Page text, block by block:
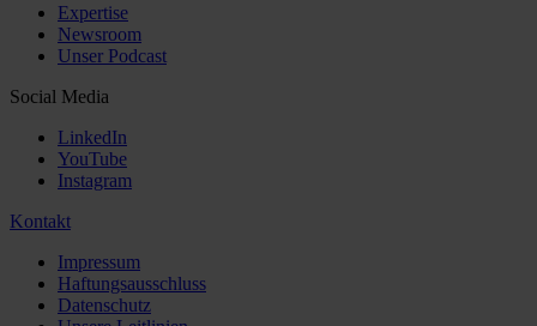
Expertise
Newsroom
Unser Podcast
Social Media
LinkedIn
YouTube
Instagram
Kontakt
Impressum
Haftungsausschluss
Datenschutz